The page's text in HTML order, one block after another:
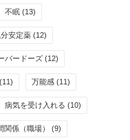
不眠 (13)
安定薬 (12)
バードーズ (12)
(11) 万能感 (11)
病気を受け入れる (10)
関係（職場） (9)